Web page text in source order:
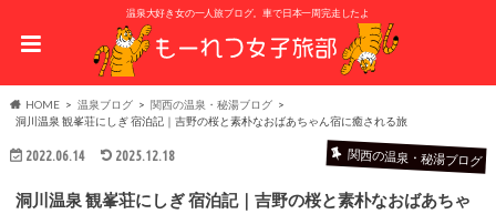
温泉大好き女の一人旅ブログ。車で日本一周完走したよ
HOME 温泉ブログ
関西の温泉・秘湯ブログ
洞川温泉 観峯荘にしぎ 宿泊記｜吉野の桜と素朴なおばあちゃん宿に癒される旅
2022.06.14 2025.12.18 関西の温泉・秘湯ブログ
洞川温泉 観峯荘にしぎ 宿泊記｜吉野の桜と素朴なおばあちゃ